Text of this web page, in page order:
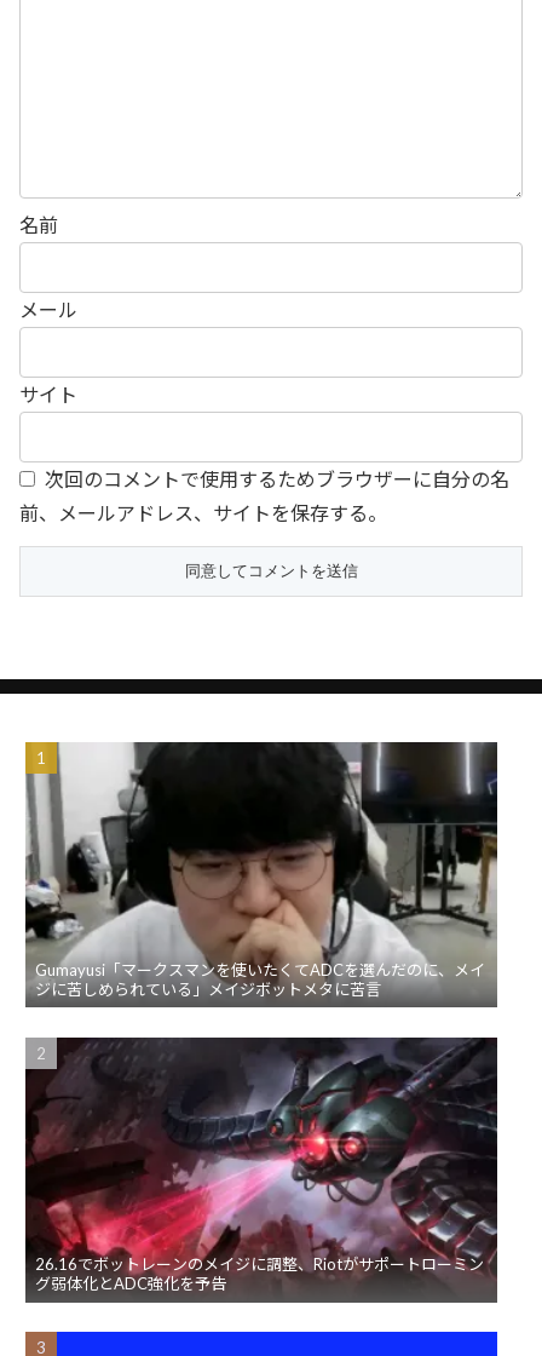
名前
メール
サイト
次回のコメントで使用するためブラウザーに自分の名
前、メールアドレス、サイトを保存する。
Gumayusi「マークスマンを使いたくてADCを選んだのに、メイ
ジに苦しめられている」メイジボットメタに苦言
26.16でボットレーンのメイジに調整、Riotがサポートローミン
グ弱体化とADC強化を予告